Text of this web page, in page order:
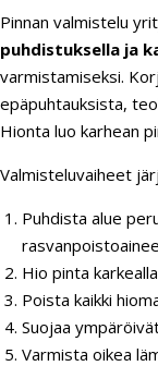
Pinnan valmistelu
puhdistuksella ja
varmistamiseksi.
epäpuhtauksista,
Hionta luo karhean
Valmisteluvaiheet
Puhdista alue
Hio pinta
Poista kaikki
Suojaa
Varmista oikea